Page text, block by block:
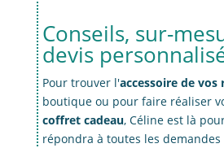
Conseils, sur-
devis
Pour trouver l'accessoire de vos
boutique ou pour faire réaliser
coffret cadeau, Céline est là
répondra à toutes les demandes